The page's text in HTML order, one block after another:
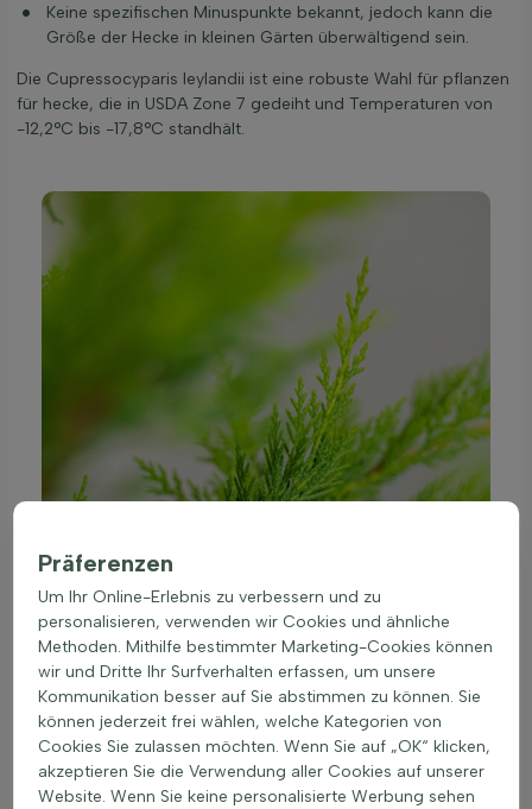
Keine spezifischen Minuspunkte bekannt, jedoch kann die
Größe der Hecke in kleinen Gärten überwältigend sein.
Die Cupressocyparis leylandii ist eine robuste Wahl für pflanzen
für hecke, die in USDA Zone 7 gedeiht und Temperaturen von
-12,2°C bis -17,8°C standhält.
Präferenzen
Um Ihr Online-Erlebnis zu verbessern und zu
personalisieren, verwenden wir Cookies und ähnliche
Methoden. Mithilfe bestimmter Marketing-Cookies können
wir und Dritte Ihr Surfverhalten erfassen, um unsere
Kommunikation besser auf Sie abstimmen zu können. Sie
können jederzeit frei wählen, welche Kategorien von
Cookies Sie zulassen möchten. Wenn Sie auf „OK“ klicken,
akzeptieren Sie die Verwendung aller Cookies auf unserer
Website. Wenn Sie keine personalisierte Werbung sehen